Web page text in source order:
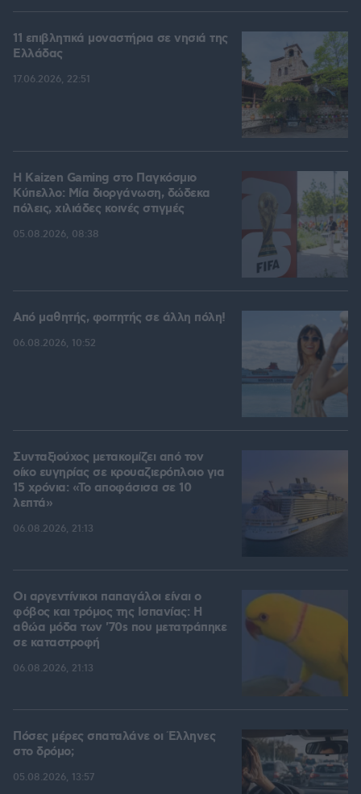
11 επιβλητικά μοναστήρια σε νησιά της
Ελλάδας
17.06.2026, 22:51
H Kaizen Gaming στο Παγκόσμιο
Kύπελλο: Μία διοργάνωση, δώδεκα
πόλεις, χιλιάδες κοινές στιγμές
05.08.2026, 08:38
Από μαθητής, φοιτητής σε άλλη πόλη!
06.08.2026, 10:52
Συνταξιούχος μετακομίζει από τον
οίκο ευγηρίας σε κρουαζιερόπλοιο για
15 χρόνια: «Το αποφάσισα σε 10
λεπτά»
06.08.2026, 21:13
Οι αργεντίνικοι παπαγάλοι είναι ο
φόβος και τρόμος της Ισπανίας: Η
αθώα μόδα των '70s που μετατράπηκε
σε καταστροφή
06.08.2026, 21:13
Πόσες μέρες σπαταλάνε οι Έλληνες
στο δρόμο;
05.08.2026, 13:57